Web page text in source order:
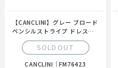
【CANCLINI】グレー ブロード
ペンシルストライプ ドレスシ
SOLD OUT
CANCLINI ｜FM76423